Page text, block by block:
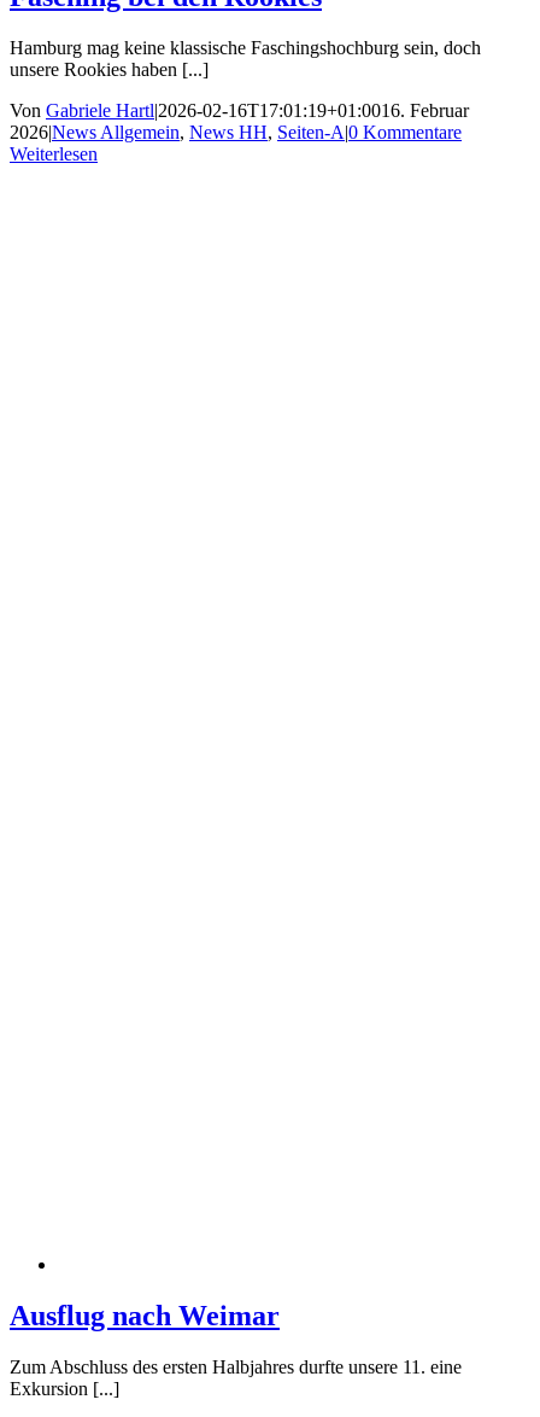
Hamburg mag keine klassische Faschingshochburg sein, doch
unsere Rookies haben [...]
Von Gabriele Hartl|2026-02-16T17:01:19+01:0016. Februar
2026|News Allgemein, News HH, Seiten-A|0 Kommentare
Weiterlesen
Ausflug nach Weimar
Zum Abschluss des ersten Halbjahres durfte unsere 11. eine
Exkursion [...]